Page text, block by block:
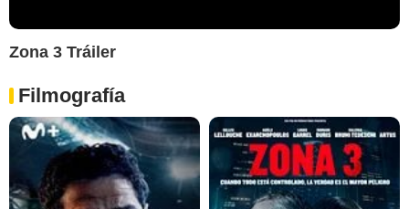
Zona 3 Tráiler
Filmografía